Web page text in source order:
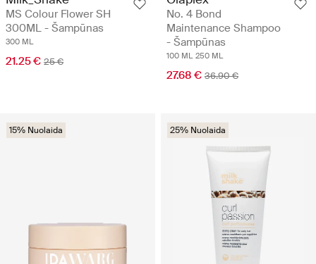
MS Colour Flower SH
300ML - Šampūnas
300 ML
21.25 € 25 €
No. 4 Bond
Maintenance Shampoo
- Šampūnas
100 ML 250 ML
27.68 € 36.90 €
15% Nuolaida 25% Nuolaida